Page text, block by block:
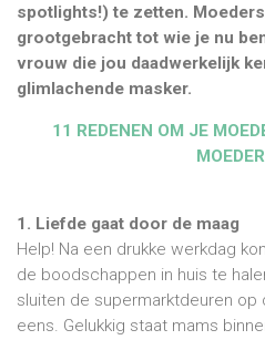
spotlights!) te zetten.
grootgebracht tot wie je nu
vrouw die jou daadwerkelijk
glimlachende masker.
11 REDENEN OM JE
1. Liefde gaat door de maag
Help! Na een drukke werkdag
de boodschappen in huis te
sluiten de supermarktdeuren
eens. Gelukkig staat mams